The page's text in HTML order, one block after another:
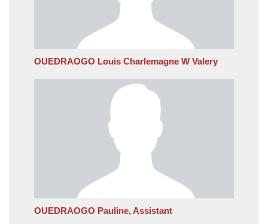
OUEDRAOGO Louis Charlemagne W Valery
OUEDRAOGO Pauline, Assistant